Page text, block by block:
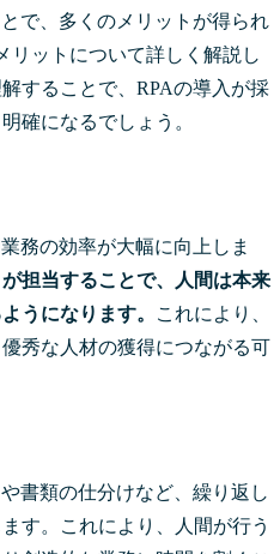
で、多くのメリットが得られ
リットについて詳しく解説し
することで、RPAの導入が採
確になるでしょう。
務の効率が大幅に向上しま
担当することで、人間は本来
うになります。
これにより、
秀な人材の獲得につながる可
書類の仕分けなど、繰り返し
す。これにより、人間が行う